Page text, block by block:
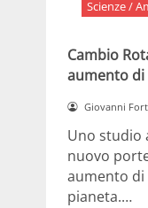
Scienze /
Cambio
aumento
Giovanni
Uno studio
nuovo
aumento
pianeta.…